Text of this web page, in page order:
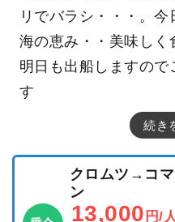
リでバラシ・・・。
海の恵み・・美味しく
明日も出船しますので
す
続き
クロムツ→コ
ン
13,000 円/人